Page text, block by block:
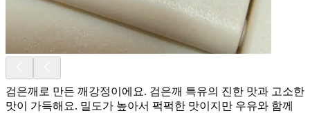
검은깨로 만든 깨강정이에요. 검은깨 특유의 진한 맛과 고소한
맛이 가득해요. 밀도가 높아서 퍽퍽한 맛이지만 우유와 함께